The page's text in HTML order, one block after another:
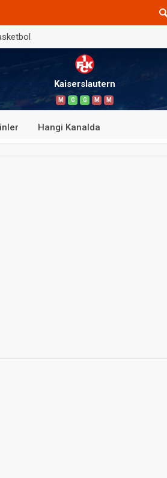
Kaiserslautern
M G G M M
Hangi Kanalda